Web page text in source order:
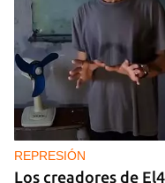
REPRESIÓN
Los creadores de